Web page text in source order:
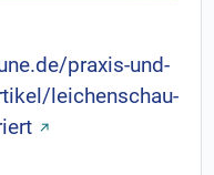
praxis-und-
leichenschau-